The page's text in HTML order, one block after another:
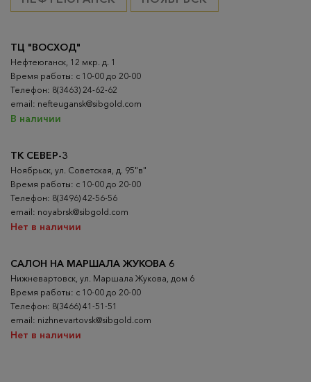
ТК СЕВЕР-3
Ноябрьск, ул. Советская, д. 95"в"
Время работы: с 10-00 до 20-00
Телефон: 8(3496) 42-56-56
email: noyabrsk@sibgold.com
Нет в наличии
ТЦ "ВОСХОД"
Нефтеюганск, 12 мкр. д. 1
Время работы: с 10-00 до 20-00
Телефон: 8(3463) 24-62-62
email: nefteugansk@sibgold.com
В наличии
САЛОН НА МАРШАЛА ЖУКОВА 6
Нижневартовск, ул. Маршала Жукова, дом 6
Время работы: с 10-00 до 20-00
Телефон: 8(3466) 41-51-51
email: nizhnevartovsk@sibgold.com
Нет в наличии